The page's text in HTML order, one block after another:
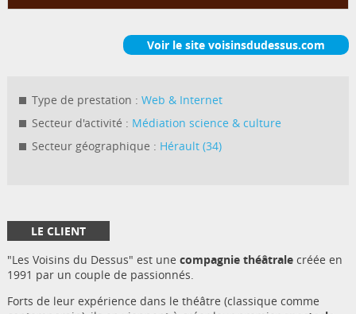
Voir le site voisinsdudessus.com
Type de prestation : Web & Internet
Secteur d'activité : Médiation science & culture
Secteur géographique : Hérault (34)
LE CLIENT
"Les Voisins du Dessus" est une compagnie théâtralecréée en
1991 par un couple de passionnés.
Forts de leur expérience dans le théâtre (classique comme